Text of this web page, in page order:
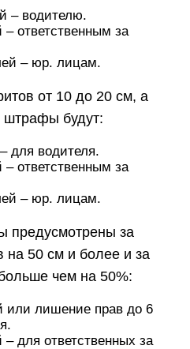
– водителю.
ответственным за
– юр. лицам.
от 10 до 20 см, а
штрафы будут:
для водителя.
ответственным за
– юр. лицам.
предусмотрены за
на 50 см и более и за
чем на 50%:
или лишение прав до 6
для ответственных за